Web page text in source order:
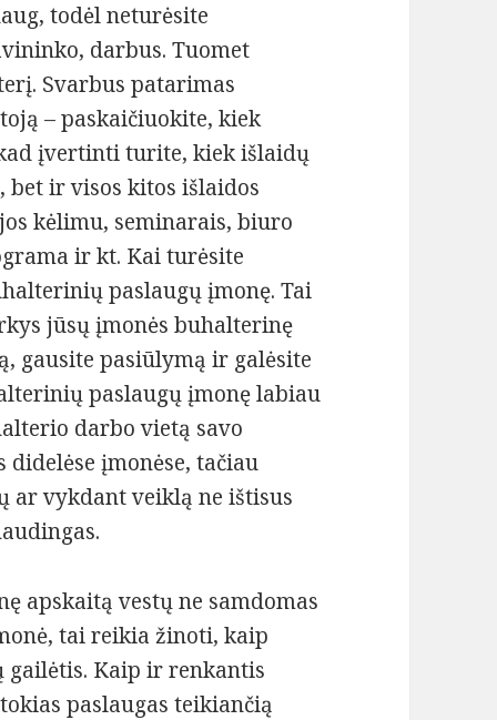
todėl neturėsite
darbus. Tuomet
Svarbus patarimas
– paskaičiuokite, kiek
įvertinti turite, kiek išlaidų
ir visos kitos išlaidos
kėlimu, seminarais, biuro
ir kt. Kai turėsite
paslaugų įmonę. Tai
jūsų įmonės buhalterinę
gausite pasiūlymą ir galėsite
paslaugų įmonę labiau
darbo vietą savo
įmonėse, tačiau
ar vykdant veiklą ne ištisus
apskaitą vestų ne samdomas
tai reikia žinoti, kaip
Kaip ir renkantis
paslaugas teikiančią